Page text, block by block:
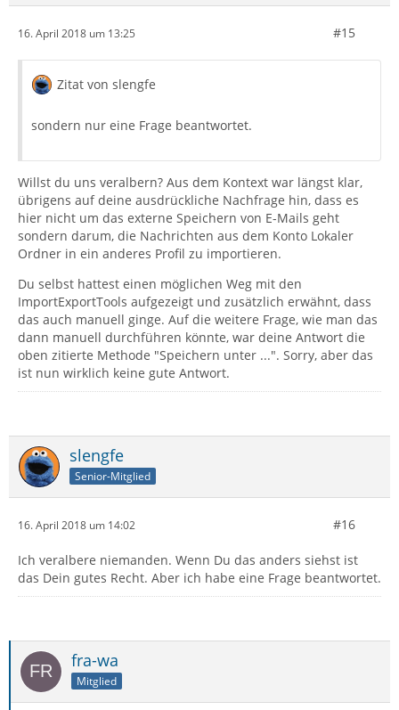
16. April 2018 um 13:25 #15
Zitat von slengfe
sondern nur eine Frage beantwortet.
Willst du uns veralbern? Aus dem Kontext war längst klar,
übrigens auf deine ausdrückliche Nachfrage hin, dass es
hier nicht um das externe Speichern von E-Mails geht
sondern darum, die Nachrichten aus dem Konto Lokaler
Ordner in ein anderes Profil zu importieren.
Du selbst hattest einen möglichen Weg mit den
ImportExportTools aufgezeigt und zusätzlich erwähnt, dass
das auch manuell ginge. Auf die weitere Frage, wie man das
dann manuell durchführen könnte, war deine Antwort die
oben zitierte Methode "Speichern unter ...". Sorry, aber das
ist nun wirklich keine gute Antwort.
slengfe
Senior-Mitglied
16. April 2018 um 14:02 #16
Ich veralbere niemanden. Wenn Du das anders siehst ist
das Dein gutes Recht. Aber ich habe eine Frage beantwortet.
fra-wa
Mitglied